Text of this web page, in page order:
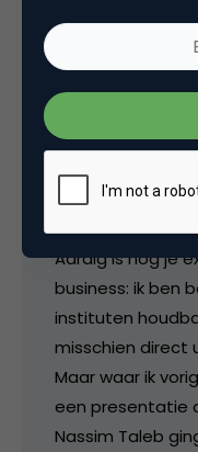
meer gestuurd
Heb het e-book
maken om het
ik zou zelf niet
gekozen als titel
wat nauw kan
Aardig is nog je
business: ik ben
instituten
misschien direct
Maar waar ik
een presentatie
Nassim Taleb